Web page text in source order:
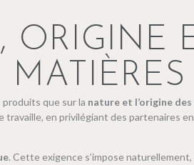
ORIGINE
produits que sur la nature et l’origine
en privilégiant des partenaires
. Cette exigence s’impose